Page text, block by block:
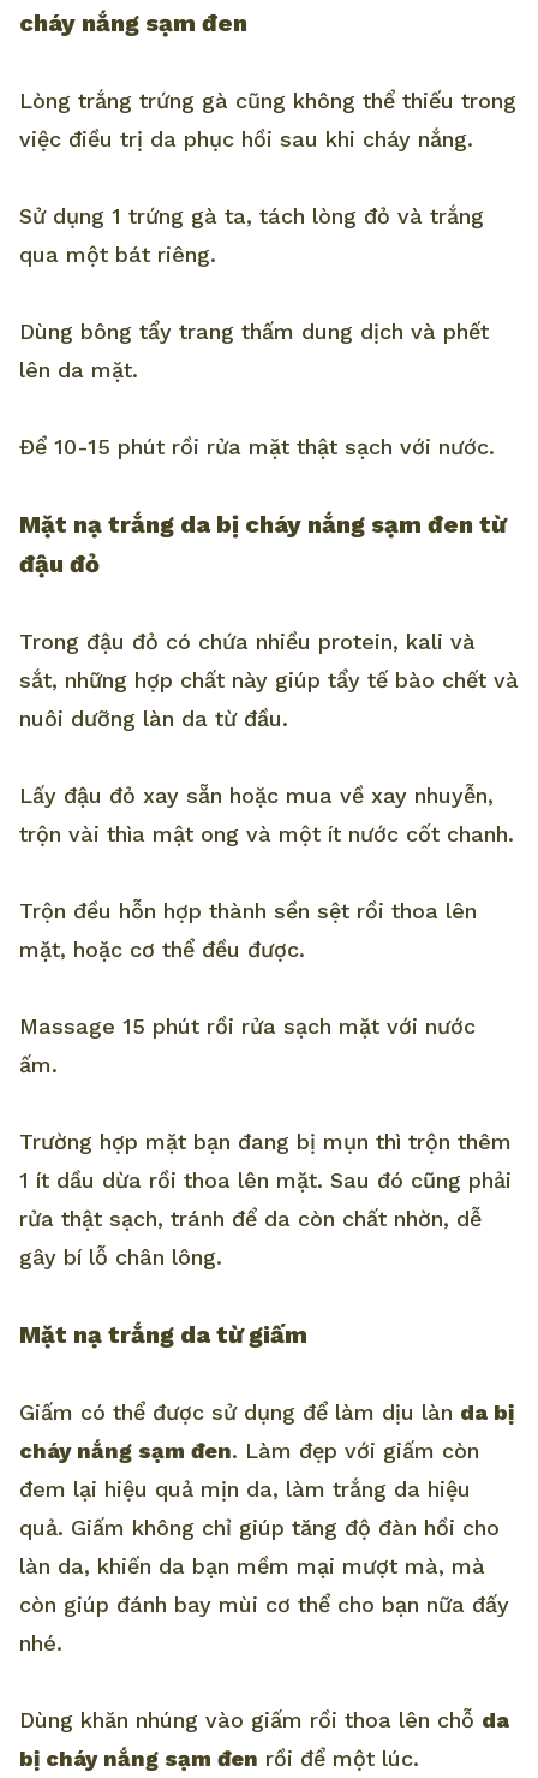
cháy nắng sạm đen
Lòng trắng trứng gà cũng không thể thiếu trong
việc điều trị da phục hồi sau khi cháy nắng.
Sử dụng 1 trứng gà ta, tách lòng đỏ và trắng
qua một bát riêng.
Dùng bông tẩy trang thấm dung dịch và phết
lên da mặt.
Để 10-15 phút rồi rửa mặt thật sạch với nước.
Mặt nạ trắng da bị cháy nắng sạm đen từ
đậu đỏ
Trong đậu đỏ có chứa nhiều protein, kali và
sắt, những hợp chất này giúp tẩy tế bào chết và
nuôi dưỡng làn da từ đầu.
Lấy đậu đỏ xay sẵn hoặc mua về xay nhuyễn,
trộn vài thìa mật ong và một ít nước cốt chanh.
Trộn đều hỗn hợp thành sền sệt rồi thoa lên
mặt, hoặc cơ thể đều được.
Massage 15 phút rồi rửa sạch mặt với nước
ấm.
Trường hợp mặt bạn đang bị mụn thì trộn thêm
1 ít dầu dừa rồi thoa lên mặt. Sau đó cũng phải
rửa thật sạch, tránh để da còn chất nhờn, dễ
gây bí lỗ chân lông.
Mặt nạ trắng da từ giấm
Giấm có thể được sử dụng để làm dịu làn da bị
cháy nắng sạm đen. Làm đẹp với giấm còn
đem lại hiệu quả mịn da, làm trắng da hiệu
quả. Giấm không chỉ giúp tăng độ đàn hồi cho
làn da, khiến da bạn mềm mại mượt mà, mà
còn giúp đánh bay mùi cơ thể cho bạn nữa đấy
nhé.
Dùng khăn nhúng vào giấm rồi thoa lên chỗ da
bị cháy nắng sạm đen rồi để một lúc.